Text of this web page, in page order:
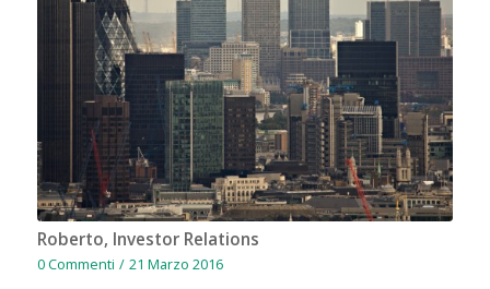
Roberto, Investor Relations
0 Commenti / 21 Marzo 2016